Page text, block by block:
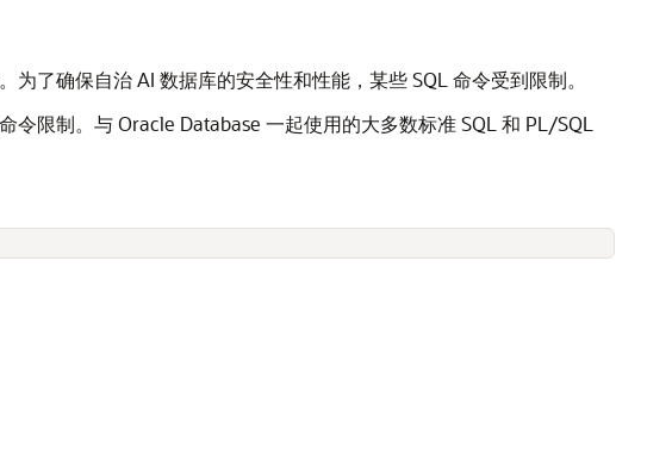
了确保自治 AI 数据库的安全性和性能，某些 SQL 命令受到限制。
限制。与 Oracle Database 一起使用的大多数标准 SQL 和 PL/SQL